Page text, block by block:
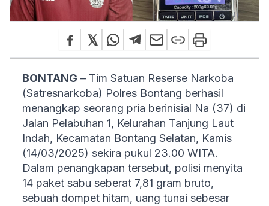
BONTANG – Tim Satuan Reserse Narkoba
(Satresnarkoba) Polres Bontang berhasil
menangkap seorang pria berinisial Na (37) di
Jalan Pelabuhan 1, Kelurahan Tanjung Laut
Indah, Kecamatan Bontang Selatan, Kamis
(14/03/2025) sekira pukul 23.00 WITA.
Dalam penangkapan tersebut, polisi menyita
14 paket sabu seberat 7,81 gram bruto,
sebuah dompet hitam, uang tunai sebesar